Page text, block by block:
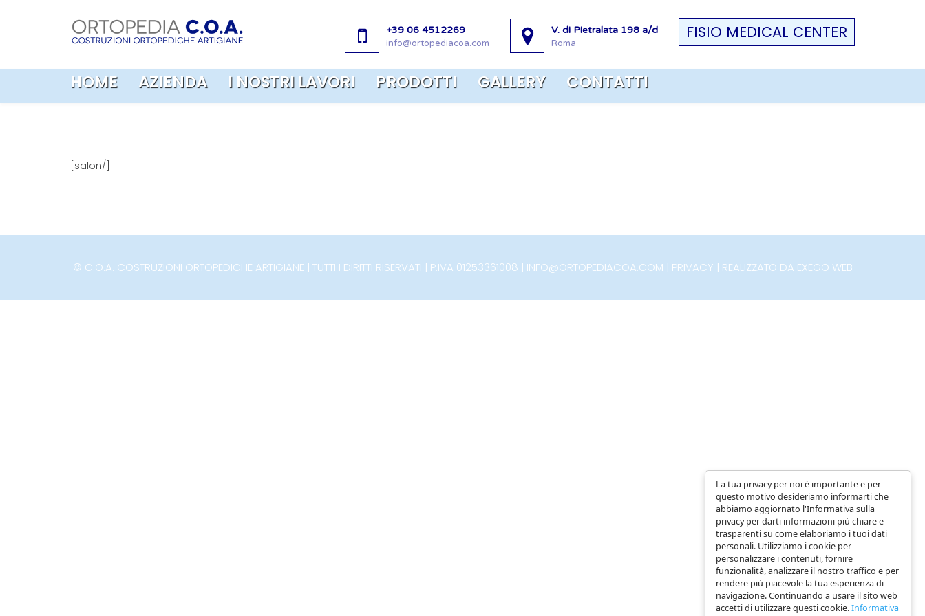
+39 06 4512269
info@ortopediacoa.com
V. di Pietralata 198 a/d
Roma
FISIO MEDICAL CENTER
HOME AZIENDA I NOSTRI LAVORI PRODOTTI GALLERY CONTATTI
[salon/]
© C.O.A. COSTRUZIONI ORTOPEDICHE ARTIGIANE | TUTTI I DIRITTI RISERVATI | P.IVA 01253361008 | INFO@ORTOPEDIACOA.COM | PRIVACY | REALIZZATO DA EXEGO WEB
La tua privacy per noi è importante e per
questo motivo desideriamo informarti che
abbiamo aggiornato l'Informativa sulla
privacy per darti informazioni più chiare e
trasparenti su come elaboriamo i tuoi dati
personali. Utilizziamo i cookie per
personalizzare i contenuti, fornire
funzionalità, analizzare il nostro traffico e per
rendere più piacevole la tua esperienza di
navigazione. Continuando a usare il sito web
accetti di utilizzare questi cookie.Informativa